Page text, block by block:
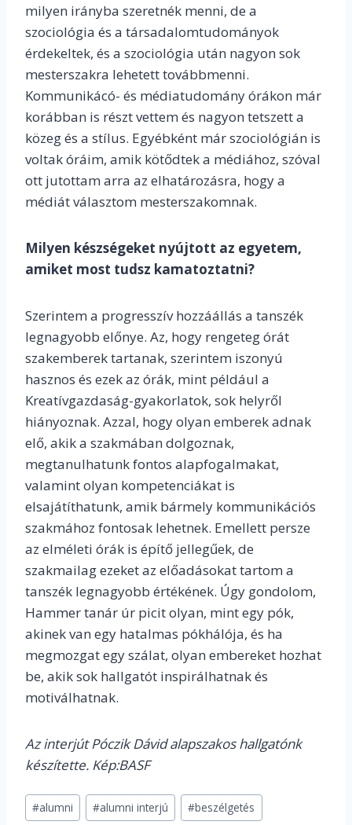
milyen irányba szeretnék menni, de a
szociológia és a társadalomtudományok
érdekeltek, és a szociológia után nagyon sok
mesterszakra lehetett továbbmenni.
Kommunikácó- és médiatudomány órákon már
korábban is részt vettem és nagyon tetszett a
közeg és a stílus. Egyébként már szociológián is
voltak óráim, amik kötődtek a médiához, szóval
ott jutottam arra az elhatározásra, hogy a
médiát választom mesterszakomnak.
Milyen készségeket nyújtott az egyetem,
amiket most tudsz kamatoztatni?
Szerintem a progresszív hozzáállás a tanszék
legnagyobb előnye. Az, hogy rengeteg órát
szakemberek tartanak, szerintem iszonyú
hasznos és ezek az órák, mint például a
Kreatívgazdaság-gyakorlatok, sok helyről
hiányoznak. Azzal, hogy olyan emberek adnak
elő, akik a szakmában dolgoznak,
megtanulhatunk fontos alapfogalmakat,
valamint olyan kompetenciákat is
elsajátíthatunk, amik bármely kommunikációs
szakmához fontosak lehetnek. Emellett persze
az elméleti órák is építő jellegűek, de
szakmailag ezeket az előadásokat tartom a
tanszék legnagyobb értékének. Úgy gondolom,
Hammer tanár úr picit olyan, mint egy pók,
akinek van egy hatalmas pókhálója, és ha
megmozgat egy szálat, olyan embereket hozhat
be, akik sok hallgatót inspirálhatnak és
motiválhatnak.
Az interjút Póczik Dávid alapszakos hallgatónk
készítette. Kép:BASF
Post
Tags:
#alumni #alumni interjú #beszélgetés